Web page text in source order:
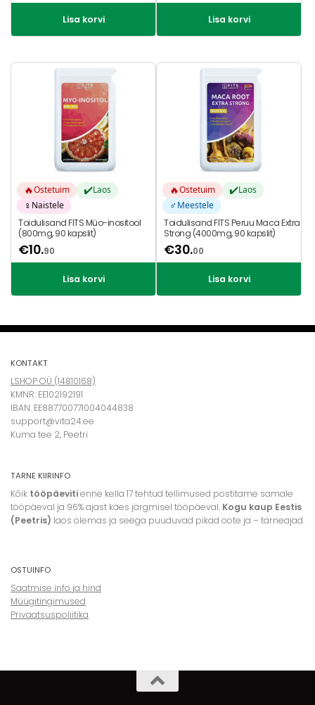
Lisa korvi Lisa korvi
🔥Ostetuim ✔️Laos
♀️ Naistele
Toidulisand FITS Müo-inositool
(800mg, 90 kapslit)
€10.90
Lisa korvi
🔥Ostetuim ✔️Laos
♂️ Meestele
Toidulisand FITS Peruu Maca Extra
Strong (4000mg, 90 kapslit)
€30.00
Lisa korvi
KONTAKT
LSHOP OÜ (14810168)
KMNR: EE102192191
IBAN: EE887700771004044838
support@vita24.ee
Kuma tee 2, Peetri
TARNE KIIRINFO
Kõik tööpäevitienne kella 17 tehtud tellimused postitame samale
tööpäeval ja 96% ajast käes järgmisel tööpäeval. Kogu kaup Eestis
(Peetris) laos olemas ja seega puuduvad pikad oote ja – tarneajad.
OSTUINFO
Saatmise info ja hind
Müügitingimused
Privaatsuspoliitika